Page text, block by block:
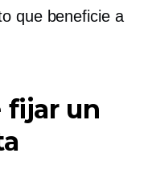
que beneficie a
fijar un